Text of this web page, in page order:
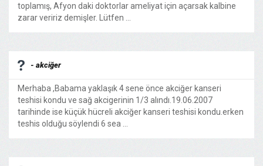
toplamış, Afyon daki doktorlar ameliyat için açarsak kalbine
zarar veririz demişler. Lütfen ...
- akciğer
Merhaba ,Babama yaklaşık 4 sene önce akciğer kanseri
teshisi kondu ve sağ akcigerinin 1/3 alındı.19.06.2007
tarihinde ise küçük hücreli akciğer kanseri teshisi kondu.erken
teshis olduğu söylendi 6 sea ...